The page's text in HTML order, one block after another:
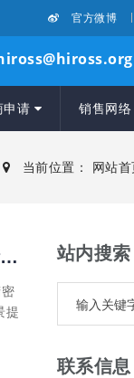
官方微博
申请 销售网络
当前位置： 网站
精密空调行业观察：从意大利技术引进到本土化生产，海洛斯（HIROSS）六十年产品体系演进
提
站内搜索
联系信息